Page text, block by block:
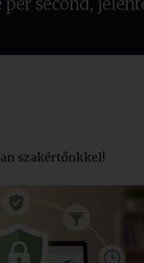
second,
szakértőnkkel!